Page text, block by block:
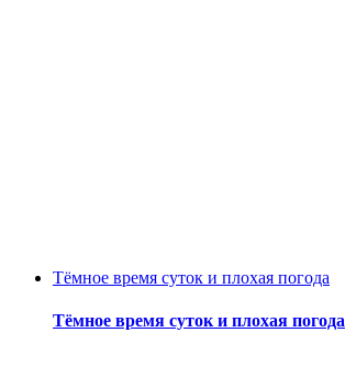
Тёмное время суток и плохая погода
Тёмное время суток и плохая погода